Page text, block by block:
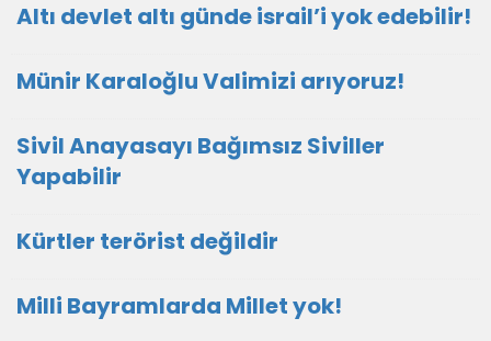
Altı devlet altı günde israil’i yok edebilir!
Münir Karaloğlu Valimizi arıyoruz!
Sivil Anayasayı Bağımsız Siviller
Yapabilir
Kürtler terörist değildir
Milli Bayramlarda Millet yok!